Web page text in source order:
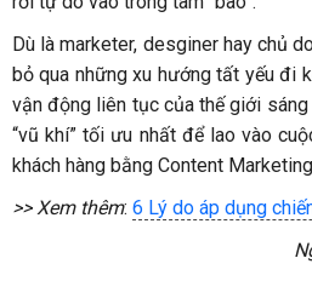
Dù là marketer, desginer hay chủ
bỏ qua những xu hướng tất yếu đi
vận động liên tục của thế giới
“vũ khí” tối ưu nhất để lao vào
khách hàng bằng Content
>> Xem thêm: 6 Lý do áp dụng